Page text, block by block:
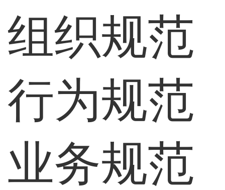
组织规范
行为规范
业务规范